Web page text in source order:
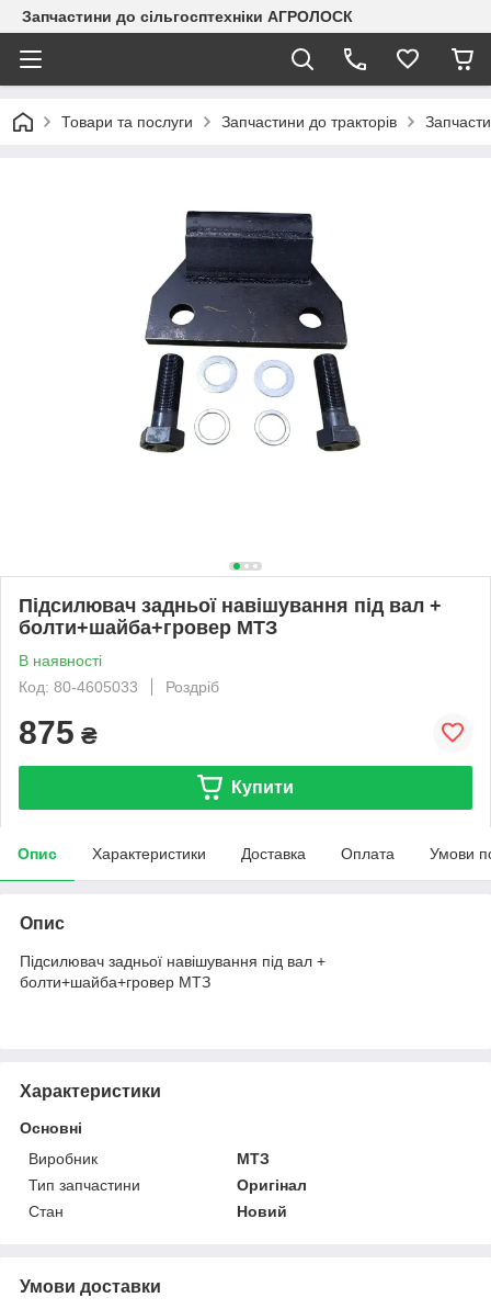
Запчастини до сільгосптехніки АГРОЛОСК
Товари та послуги Запчастини до тракторів
Підсилювач задньої навішування під вал +
болти+шайба+гровер МТЗ
В наявності
Код: 80-4605033
Роздріб
875 ₴
Купити
Опис Характеристики Доставка Оплата Умови
Опис
Підсилювач задньої навішування під вал +
болти+шайба+гровер МТЗ
Характеристики
Основні
Виробник
МТЗ
Тип запчастини
Оригінал
Стан
Новий
Умови доставки